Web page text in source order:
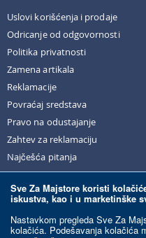
Sve Za Majstore koristi
iskustva, kao i u marketinške
Nastavkom pregleda Sve Za
kolačića. Podešavanja kolačića
Uslovi korišćenja i prodaje
Odricanje od odgovornosti
Politika privatnosti
Zamena artikala
Reklamacije
Povraćaj sredstava
Pravo na odustajanje
Zahtev za reklamaciju
Najčešća pitanja
© Sve Za Majstore. 2026. Sva